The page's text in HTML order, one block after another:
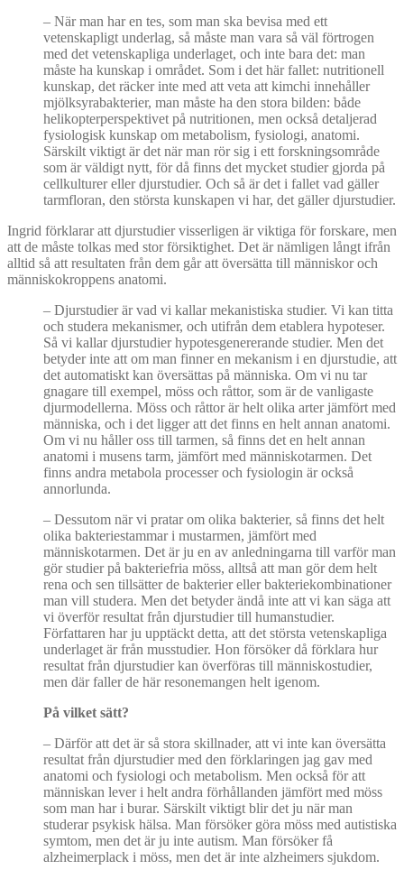
– När man har en tes, som man ska bevisa med ett
vetenskapligt underlag, så måste man vara så väl förtrogen
med det vetenskapliga underlaget, och inte bara det: man
måste ha kunskap i området. Som i det här fallet: nutritionell
kunskap, det räcker inte med att veta att kimchi innehåller
mjölksyrabakterier, man måste ha den stora bilden: både
helikopterperspektivet på nutritionen, men också detaljerad
fysiologisk kunskap om metabolism, fysiologi, anatomi.
Särskilt viktigt är det när man rör sig i ett forskningsområde
som är väldigt nytt, för då finns det mycket studier gjorda på
cellkulturer eller djurstudier. Och så är det i fallet vad gäller
tarmfloran, den största kunskapen vi har, det gäller djurstudier.
Ingrid förklarar att djurstudier visserligen är viktiga för forskare, men
att de måste tolkas med stor försiktighet. Det är nämligen långt ifrån
alltid så att resultaten från dem går att översätta till människor och
människokroppens anatomi.
– Djurstudier är vad vi kallar mekanistiska studier. Vi kan titta
och studera mekanismer, och utifrån dem etablera hypoteser.
Så vi kallar djurstudier hypotesgenererande studier. Men det
betyder inte att om man finner en mekanism i en djurstudie, att
det automatiskt kan översättas på människa. Om vi nu tar
gnagare till exempel, möss och råttor, som är de vanligaste
djurmodellerna. Möss och råttor är helt olika arter jämfört med
människa, och i det ligger att det finns en helt annan anatomi.
Om vi nu håller oss till tarmen, så finns det en helt annan
anatomi i musens tarm, jämfört med människotarmen. Det
finns andra metabola processer och fysiologin är också
annorlunda.
– Dessutom när vi pratar om olika bakterier, så finns det helt
olika bakteriestammar i mustarmen, jämfört med
människotarmen. Det är ju en av anledningarna till varför man
gör studier på bakteriefria möss, alltså att man gör dem helt
rena och sen tillsätter de bakterier eller bakteriekombinationer
man vill studera. Men det betyder ändå inte att vi kan säga att
vi överför resultat från djurstudier till humanstudier.
Författaren har ju upptäckt detta, att det största vetenskapliga
underlaget är från musstudier. Hon försöker då förklara hur
resultat från djurstudier kan överföras till människostudier,
men där faller de här resonemangen helt igenom.
På vilket sätt?
– Därför att det är så stora skillnader, att vi inte kan översätta
resultat från djurstudier med den förklaringen jag gav med
anatomi och fysiologi och metabolism. Men också för att
människan lever i helt andra förhållanden jämfört med möss
som man har i burar. Särskilt viktigt blir det ju när man
studerar psykisk hälsa. Man försöker göra möss med autistiska
symtom, men det är ju inte autism. Man försöker få
alzheimerplack i möss, men det är inte alzheimers sjukdom.